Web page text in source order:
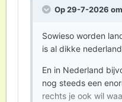
Op 29-7-2026
Sowieso worden
is al dikke
En in Nederland
nog steeds een
rechts je ook wil